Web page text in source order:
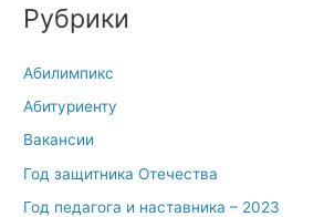
Рубрики
Абилимпикс
Абитуриенту
Вакансии
Год защитника Отечества
Год педагога и наставника – 2023